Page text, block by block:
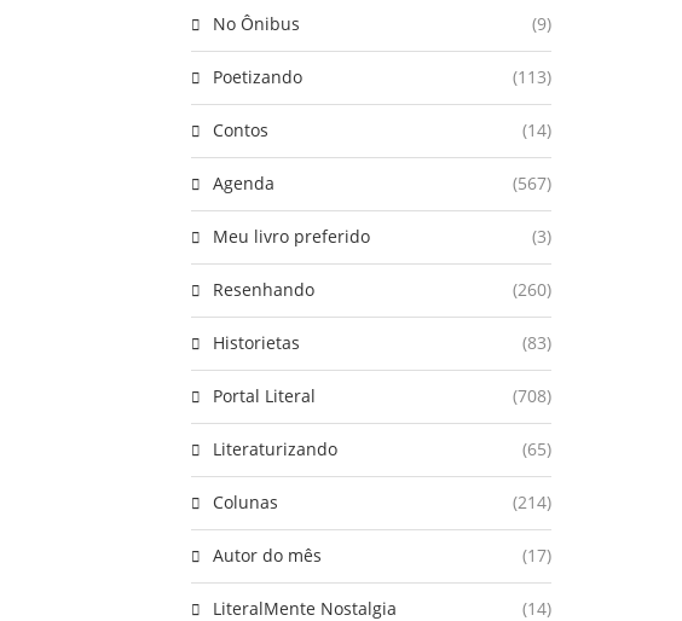
No Ônibus (9)
Poetizando (113)
Contos (14)
Agenda (567)
Meu livro preferido (3)
Resenhando (260)
Historietas (83)
Portal Literal (708)
Literaturizando (65)
Colunas (214)
Autor do mês (17)
LiteralMente Nostalgia (14)